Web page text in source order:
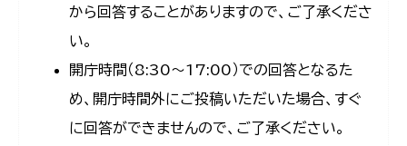
から回答することがありますので、ご了承くださ
い。
開庁時間（8:30〜17:00）での回答となるた
め、開庁時間外にご投稿いただいた場合、すぐ
に回答ができませんので、ご了承ください。